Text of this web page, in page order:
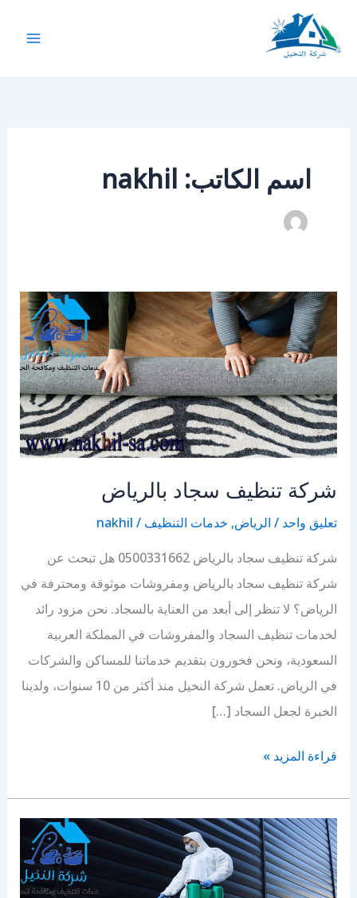
المحتوى
اسم الكاتب: nakhil
شركة تنظيف سجاد بالرياض
تعليق واحد / الرياض, خدمات التنظيف /
nakhil
شركة تنظيف سجاد بالرياض 0500331662 هل تبحث عن
شركة تنظيف سجاد بالرياض ومفروشات موثوقة ومحترفة في
الرياض؟ لا تنظر إلى أبعد من العناية بالسجاد. نحن مزود رائد
لخدمات تنظيف السجاد والمفروشات في المملكة العربية
السعودية، ونحن فخورون بتقديم خدماتنا للمساكن والشركات
في الرياض. تعمل شركة النخيل منذ أكثر من 10 سنوات، ولدينا
الخبرة لجعل السجاد […]
شركة
بالرياض
قراءة المزيد »